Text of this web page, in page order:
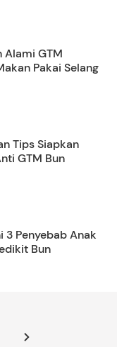
Alami GTM
Pakai Selang
Tips Siapkan
GTM Bun
3 Penyebab Anak
Bun